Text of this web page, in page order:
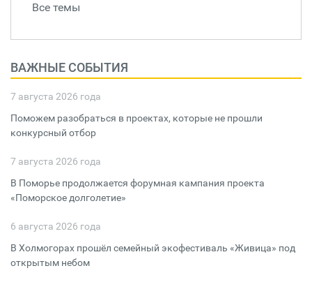
Все темы
ВАЖНЫЕ СОБЫТИЯ
7 августа 2026 года
Поможем разобраться в проектах, которые не прошли
конкурсный отбор
7 августа 2026 года
В Поморье продолжается форумная кампания проекта
«Поморское долголетие»
6 августа 2026 года
В Холмогорах прошёл семейный экофестиваль «Живица» под
открытым небом